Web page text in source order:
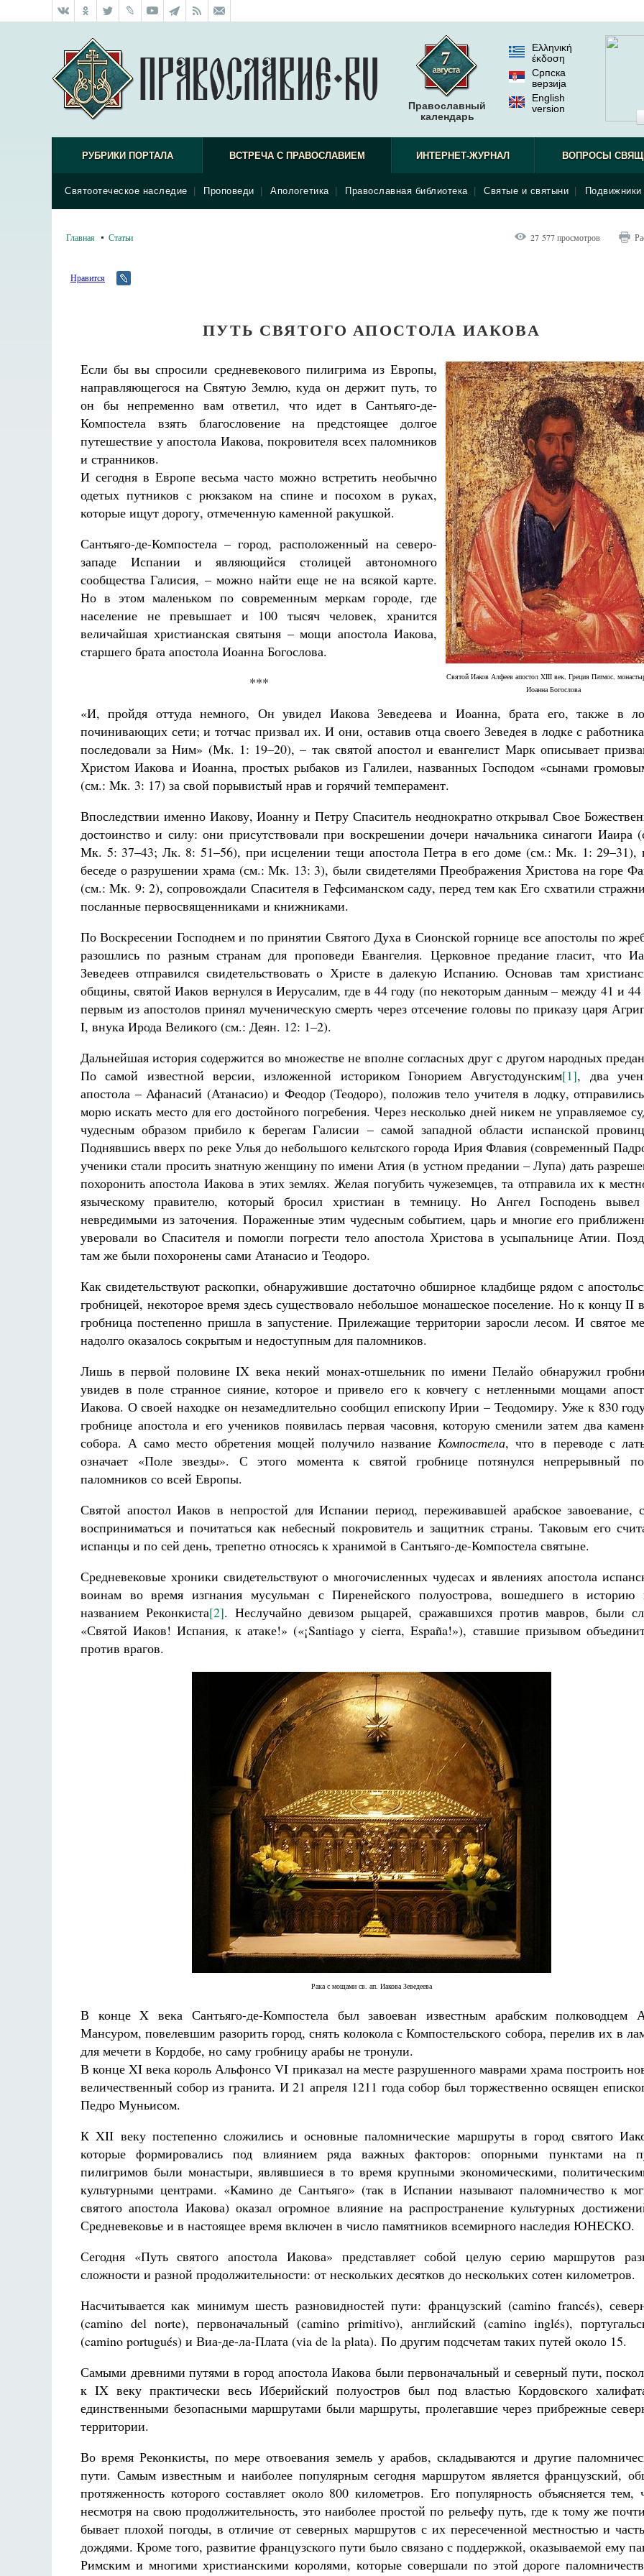
Православный
календарь
Ελληνική
έκδοση
Српска
верзиjа
English
version
РУБРИКИ ПОРТАЛА ВСТРЕЧА С ПРАВОСЛАВИЕМ
Святоотеческое наследие Проповеди Апологетика Православная библиотека Святые и святыни Подвижники
ИНТЕРНЕТ-ЖУРНАЛ ВОПРОСЫ
Главная Статьи 27 577 просмотров
Нравится
ПУТЬ СВЯТОГО АПОСТОЛА ИАКОВА
Святой Иаков Алфеев апостол XIII век, Греция Патмос,
Иоанна Богослова
Если бы вы спросили средневекового пилигрима из Европы,
направляющегося на Святую Землю, куда он держит путь, то
он бы непременно вам ответил, что идет в Сантьяго-де-
Компостела взять благословение на предстоящее долгое
путешествие у апостола Иакова, покровителя всех паломников
и странников.
И сегодня в Европе весьма часто можно встретить необычно
одетых путников с рюкзаком на спине и посохом в руках,
которые ищут дорогу, отмеченную каменной ракушкой.
Сантьяго-де-Компостела – город, расположенный на северо-
западе Испании и являющийся столицей автономного
сообщества Галисия, – можно найти еще не на всякой карте.
Но в этом маленьком по современным меркам городе, где
население не превышает и 100 тысяч человек, хранится
величайшая христианская святыня – мощи апостола Иакова,
старшего брата апостола Иоанна Богослова.
***
«И, пройдя оттуда немного, Он увидел Иакова Зеведеева и Иоанна, брата его, также в
починивающих сети; и тотчас призвал их. И они, оставив отца своего Зеведея в лодке с
последовали за Ним» (Мк. 1: 19–20), – так святой апостол и евангелист Марк описывает
Христом Иакова и Иоанна, простых рыбаков из Галилеи, названных Господом «сынами
(см.: Мк. 3: 17) за свой порывистый нрав и горячий темперамент.
Впоследствии именно Иакову, Иоанну и Петру Спаситель неоднократно открывал Свое
достоинство и силу: они присутствовали при воскрешении дочери начальника синагоги Иаира
Мк. 5: 37–43; Лк. 8: 51–56), при исцелении тещи апостола Петра в его доме (см.: Мк. 1: 29–31),
беседе о разрушении храма (см.: Мк. 13: 3), были свидетелями Преображения Христова на горе
(см.: Мк. 9: 2), сопровождали Спасителя в Гефсиманском саду, перед тем как Его схватили
посланные первосвященниками и книжниками.
По Воскресении Господнем и по принятии Святого Духа в Сионской горнице все апостолы по
разошлись по разным странам для проповеди Евангелия. Церковное предание гласит, что
Зеведеев отправился свидетельствовать о Христе в далекую Испанию. Основав там
общины, святой Иаков вернулся в Иерусалим, где в 44 году (по некоторым данным – между 41 и 44
первым из апостолов принял мученическую смерть через отсечение головы по приказу царя
I, внука Ирода Великого (см.: Деян. 12: 1–2).
Дальнейшая история содержится во множестве не вполне согласных друг с другом народных
По самой известной версии, изложенной историком Гонорием Августодунским[1], два
апостола – Афанасий (Атанасио) и Феодор (Теодоро), положив тело учителя в лодку,
морю искать место для его достойного погребения. Через несколько дней никем не управляемое
чудесным образом прибило к берегам Галисии – самой западной области испанской
Поднявшись вверх по реке Улья до небольшого кельтского города Ирия Флавия (современный
ученики стали просить знатную женщину по имени Атия (в устном предании – Лупа) дать
похоронить апостола Иакова в этих землях. Желая погубить чужеземцев, та отправила их к
языческому правителю, который бросил христиан в темницу. Но Ангел Господень
невредимыми из заточения. Пораженные этим чудесным событием, царь и многие его
уверовали во Спасителя и помогли погрести тело апостола Христова в усыпальнице Атии.
там же были похоронены сами Атанасио и Теодоро.
Как свидетельствуют раскопки, обнаружившие достаточно обширное кладбище рядом с
гробницей, некоторое время здесь существовало небольшое монашеское поселение. Но к концу II
гробница постепенно пришла в запустение. Прилежащие территории заросли лесом. И святое
надолго оказалось сокрытым и недоступным для паломников.
Лишь в первой половине IX века некий монах-отшельник по имени Пелайо обнаружил
увидев в поле странное сияние, которое и привело его к ковчегу с нетленными мощами
Иакова. О своей находке он незамедлительно сообщил епископу Ирии – Теодомиру. Уже к 830
гробнице апостола и его учеников появилась первая часовня, которую сменили затем два
собора. А само место обретения мощей получило название Компостела, что в переводе с
означает «Поле звезды». С этого момента к святой гробнице потянулся непрерывный
паломников со всей Европы.
Святой апостол Иаков в непростой для Испании период, переживавшей арабское завоевание,
восприниматься и почитаться как небесный покровитель и защитник страны. Таковым его
испанцы и по сей день, трепетно относясь к хранимой в Сантьяго-де-Компостела святыне.
Средневековые хроники свидетельствуют о многочисленных чудесах и явлениях апостола
воинам во время изгнания мусульман с Пиренейского полуострова, вошедшего в историю
названием Реконкиста[2]. Неслучайно девизом рыцарей, сражавшихся против мавров, были
«Святой Иаков! Испания, к атаке!» («¡Santiago y cierra, España!»), ставшие призывом
против врагов.
Рака с мощами св. ап. Иакова Зеведеева
В конце X века Сантьяго-де-Компостела был завоеван известным арабским полководцем
Мансуром, повелевшим разорить город, снять колокола с Компостельского собора, перелив их в
для мечети в Кордобе, но саму гробницу арабы не тронули.
В конце XI века король Альфонсо VI приказал на месте разрушенного маврами храма построить
величественный собор из гранита. И 21 апреля 1211 года собор был торжественно освящен
Педро Муньисом.
К XII веку постепенно сложились и основные паломнические маршруты в город святого
которые формировались под влиянием ряда важных факторов: опорными пунктами на
пилигримов были монастыри, являвшиеся в то время крупными экономическими,
культурными центрами. «Камино де Сантьяго» (так в Испании называют паломничество к
святого апостола Иакова) оказал огромное влияние на распространение культурных
Средневековье и в настоящее время включен в число памятников всемирного наследия ЮНЕСКО.
Сегодня «Путь святого апостола Иакова» представляет собой целую серию маршрутов
сложности и разной продолжительности: от нескольких десятков до нескольких сотен километров.
Насчитывается как минимум шесть разновидностей пути: французский (camino francés),
(camino del norte), первоначальный (camino primitivo), английский (camino inglés),
(camino portugués) и Виа-де-ла-Плата (via de la plata). По другим подсчетам таких путей около 15.
Самыми древними путями в город апостола Иакова были первоначальный и северный пути,
к IX веку практически весь Иберийский полуостров был под властью Кордовского
единственными безопасными маршрутами были маршруты, пролегавшие через прибрежные
территории.
Во время Реконкисты, по мере отвоевания земель у арабов, складываются и другие
пути. Самым известным и наиболее популярным сегодня маршрутом является французский,
протяженность которого составляет около 800 километров. Его популярность объясняется тем,
несмотря на свою продолжительность, это наиболее простой по рельефу путь, где к тому же
бывает плохой погоды, в отличие от северных маршрутов с их пересеченной местностью и
дождями. Кроме того, развитие французского пути было связано с поддержкой, оказываемой ему
Римским и многими христианскими королями, которые совершали по этой дороге
Разлуки не будет
Фредерика де Грааф
Кирилл Мурышев
Великомученик Георгий Победоносец.
святого
Роман Котов